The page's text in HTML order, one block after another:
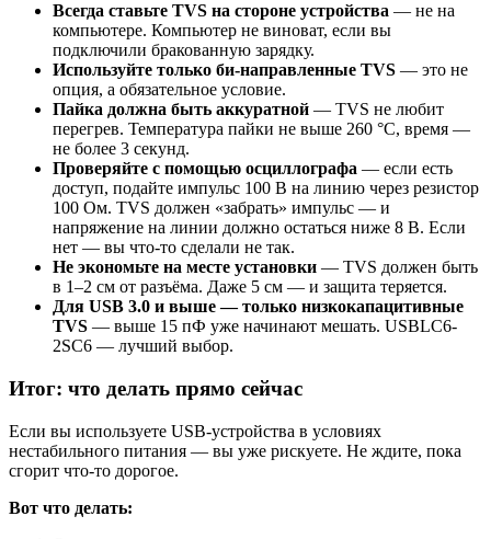
Всегда ставьте TVS на стороне устройства — не на
компьютере. Компьютер не виноват, если вы
подключили бракованную зарядку.
Используйте только би-направленные TVS — это не
опция, а обязательное условие.
Пайка должна быть аккуратной — TVS не любит
перегрев. Температура пайки не выше 260 °C, время —
не более 3 секунд.
Проверяйте с помощью осциллографа — если есть
доступ, подайте импульс 100 В на линию через резистор
100 Ом. TVS должен «забрать» импульс — и
напряжение на линии должно остаться ниже 8 В. Если
нет — вы что-то сделали не так.
Не экономьте на месте установки — TVS должен быть
в 1–2 см от разъёма. Даже 5 см — и защита теряется.
Для USB 3.0 и выше — только низкокапацитивные
TVS — выше 15 пФ уже начинают мешать. USBLC6-
2SC6 — лучший выбор.
Итог: что делать прямо сейчас
Если вы используете USB-устройства в условиях
нестабильного питания — вы уже рискуете. Не ждите, пока
сгорит что-то дорогое.
Вот что делать: